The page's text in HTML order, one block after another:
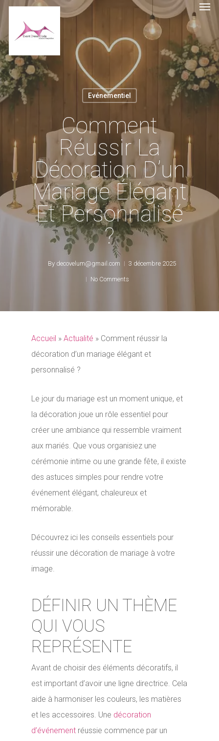
Evénementiel
Comment
Réussir La
Décoration D’un
Mariage Élégant
Et Personnalisé
?
By decovelum@gmail.com 3 décembre 2025
No Comments
Accueil » Actualité » Comment réussir la
décoration d’un mariage élégant et
personnalisé ?
Le jour du mariage est un moment unique, et
la décoration joue un rôle essentiel pour
créer une ambiance qui ressemble vraiment
aux mariés. Que vous organisiez une
cérémonie intime ou une grande fête, il existe
des astuces simples pour rendre votre
événement élégant, chaleureux et
mémorable.
Découvrez ici les conseils essentiels pour
réussir une décoration de mariage à votre
image.
DÉFINIR UN THÈME
QUI VOUS
REPRÉSENTE
Avant de choisir des éléments décoratifs, il
est important d’avoir une ligne directrice. Cela
aide à harmoniser les couleurs, les matières
et les accessoires. Une décoration
d’événement réussie commence par un